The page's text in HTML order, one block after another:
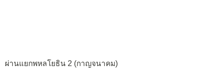
ผ่านแยกพหลโยธิน 2 (กาญจนาคม)